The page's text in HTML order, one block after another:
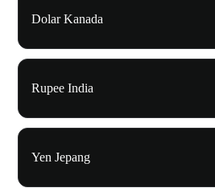
Dolar Kanada
Rupee India
Yen Jepang